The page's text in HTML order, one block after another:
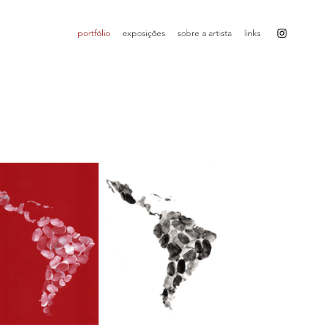
portfólio exposições sobre a artista links